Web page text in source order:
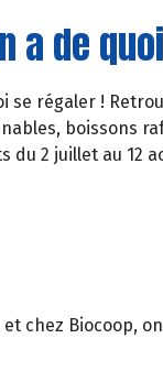
a de
se régaler !
boissons
2 juillet au 12
chez Biocoop,